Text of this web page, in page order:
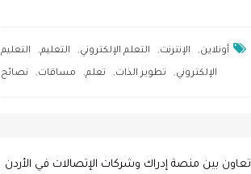
أونلاين, الإنترنت, التعلم الإلكتروني, التعليم, التعليم
الإلكتروني, تطوير الذات, تعلم, مساقات, نصائح
تعاون بين منصة إدراك وشركات الإتصالات في الأردن